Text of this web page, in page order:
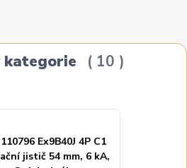
kategorie 10